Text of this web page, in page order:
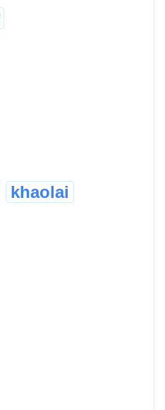
khaolai